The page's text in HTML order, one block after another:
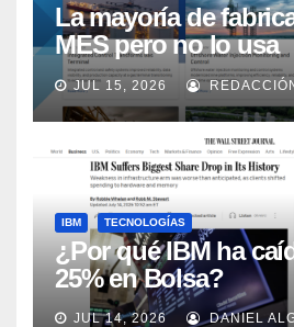
La mayoría de
MES pero no lo usa
adecuadamente,
Automation
JUL 15, 2026
IBM TECNOLOGÍAS
¿Por qué IBM ha
25% en Bolsa?
JUL 14, 2026 DANIEL